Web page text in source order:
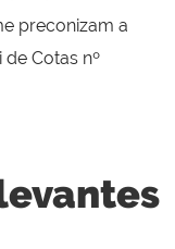
preconizam a
de Cotas nº